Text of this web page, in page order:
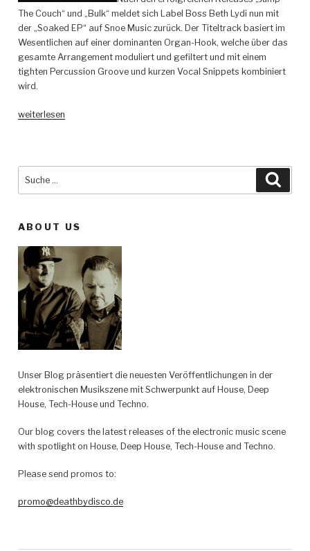
The Couch“ und „Bulk“ meldet sich Label Boss Beth Lydi nun mit
der „Soaked EP“ auf Snoe Music zurück. Der Titeltrack basiert im
Wesentlichen auf einer dominanten Organ-Hook, welche über das
gesamte Arrangement moduliert und gefiltert und mit einem
tighten Percussion Groove und kurzen Vocal Snippets kombiniert
wird.
„Beth
weiterlesen
ABOUT US
Unser Blog präsentiert die neuesten Veröffentlichungen in der
elektronischen Musikszene mit Schwerpunkt auf House, Deep
House, Tech-House und Techno.
Our blog covers the latest releases of the electronic music scene
with spotlight on House, Deep House, Tech-House and Techno.
Please send promos to:
promo@deathbydisco.de